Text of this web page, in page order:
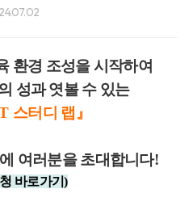
환경 조성을 시작하여
성과 엿볼 수 있는
스터디 랩 』
여러분을 초대합니다!
바로가기)